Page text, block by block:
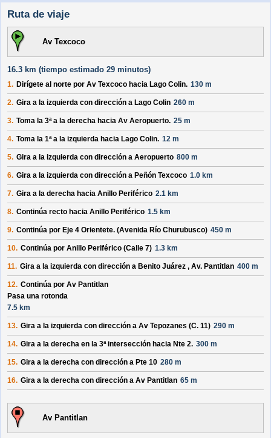
Ruta de viaje
Av Texcoco
16.3 km (tiempo estimado 29 minutos)
1. Dirígete al norte por Av Texcoco hacia Lago Colin. 130 m
2. Gira a la izquierda con dirección a Lago Colin 260 m
3. Toma la 3ª a la derecha hacia Av Aeropuerto. 25 m
4. Toma la 1ª a la izquierda hacia Lago Colin. 12 m
5. Gira a la izquierda con dirección a Aeropuerto 800 m
6. Gira a la izquierda con dirección a Peñón Texcoco 1.0 km
7. Gira a la derecha hacia Anillo Periférico 2.1 km
8. Continúa recto hacia Anillo Periférico 1.5 km
9. Continúa por Eje 4 Orientete. (Avenida Río Churubusco) 450 m
10. Continúa por Anillo Periférico (Calle 7) 1.3 km
11. Gira a la izquierda con dirección a Benito Juárez , Av. Pantitlan 400 m
12. Continúa por Av Pantitlan
Pasa una rotonda
7.5 km
13. Gira a la izquierda con dirección a Av Tepozanes (C. 11) 290 m
14. Gira a la derecha en la 3ª intersección hacia Nte 2. 300 m
15. Gira a la derecha con dirección a Pte 10 280 m
16. Gira a la derecha con dirección a Av Pantitlan 65 m
Av Pantitlan